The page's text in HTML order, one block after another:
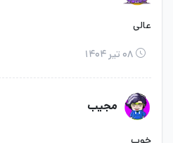
عالی
۰۸ تیر ۱۴۰۴
مجیب
خوب